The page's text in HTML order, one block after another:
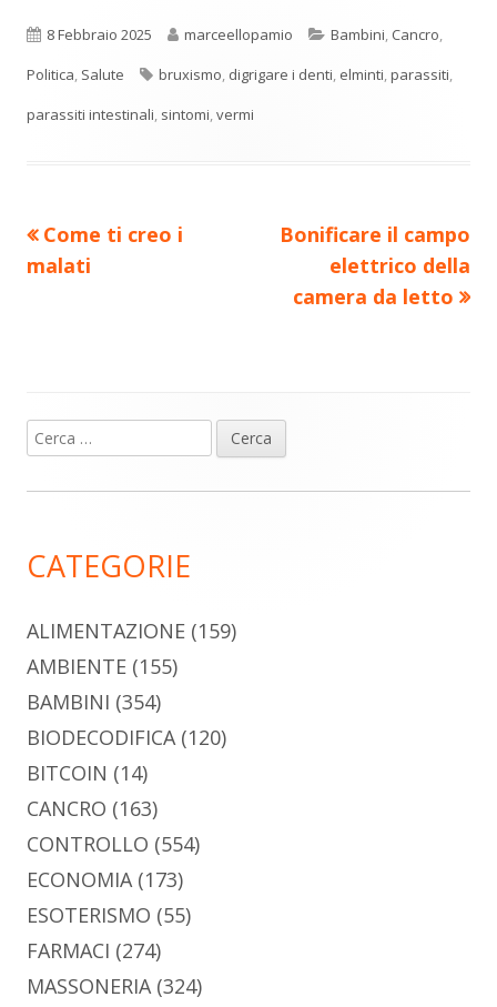
una
nuova
finestra
una
nuova
finestra
una
nuova
finestra
una
nuova
finestra
una
nuova
n
di
Pubblicato
8 Febbraio 2025 Autore
marceellopamio Categorie
Bambini, Cancro,
Politica, Salute Tag
bruxismo, digrigare i denti, elminti,parassiti,
parassiti intestinali, sintomi,vermi
Navigazione
Precedente
articolo:
Come ti creo i
malati
Nuovo
articolo:
Bonificare il campo
elettrico della
camera da letto
Barra
laterale
Ricerca
per:
CATEGORIE
ALIMENTAZIONE (159)
AMBIENTE (155)
BAMBINI (354)
BIODECODIFICA(120)
BITCOIN (14)
CANCRO (163)
CONTROLLO (554)
ECONOMIA(173)
ESOTERISMO (55)
FARMACI (274)
MASSONERIA(324)